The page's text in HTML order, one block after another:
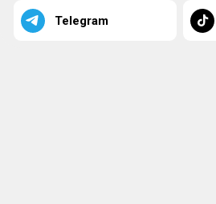
Telegram